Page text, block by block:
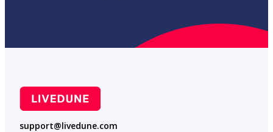
support@livedune.com